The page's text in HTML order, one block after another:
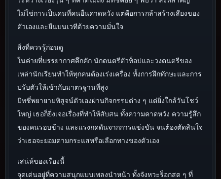
ไม่ใช่การเป็นคนที่คนอื่นคาดหวัง แต่คือการกล้าสร้างเสียงของ
ตัวเองและยืนบนเวทีด้วยความมั่นใจ
สิ่งที่ควรรู้ก่อนดู
ในค่ายที่บรรยากาศคึกคัก นักดนตรีตัวท็อปและวงดนตรีของ
เหล่านักเรียนทำให้ทุกคนต้องเร่งเครื่อง ทั้งการฝึกทักษะและการ
ปรับตัวให้เข้ากับมาตรฐานที่สูง
มิทชี่พยายามพิสูจน์ตัวเองผ่านกิจกรรมต่าง ๆ แต่ยิ่งใกล้วันโชว์
ใหญ่ เธอก็ยิ่งเจอเรื่องที่ทำให้สับสน ทั้งความคาดหวัง ความรู้สึก
ของคนรอบข้าง และแรงกดดันจากการแข่งขัน จนต้องตัดสินใจ
ว่าเธอจะยอมตามกระแสหรือเลือกทางของตัวเอง
เสน่ห์ของเรื่องนี้
จุดเด่นอยู่ที่ความสนุกแบบเพลงนำหน้า ทั้งจังหวะร็อกสด ๆ ที่